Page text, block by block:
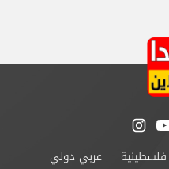
youtube
instagram
عربي دولي